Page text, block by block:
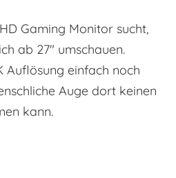
Gaming Monitor sucht,
ab 27″ umschauen.
Auflösung einfach noch
Auge dort keinen
kann.